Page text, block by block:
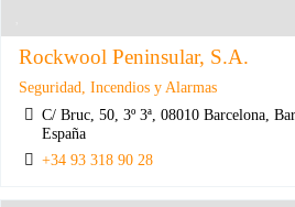
Rockwool Peninsular, S.A.
Seguridad, Incendios y Alarmas
C/ Bruc, 50, 3º 3ª, 08010 Barcelona,
España
+34 93 318 90 28